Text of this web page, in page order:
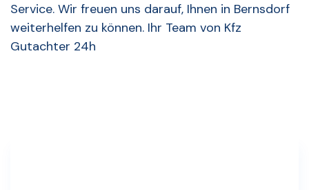
Service. Wir freuen uns darauf, Ihnen in Bernsdorf
weiterhelfen zu können. Ihr Team von Kfz
Gutachter 24h